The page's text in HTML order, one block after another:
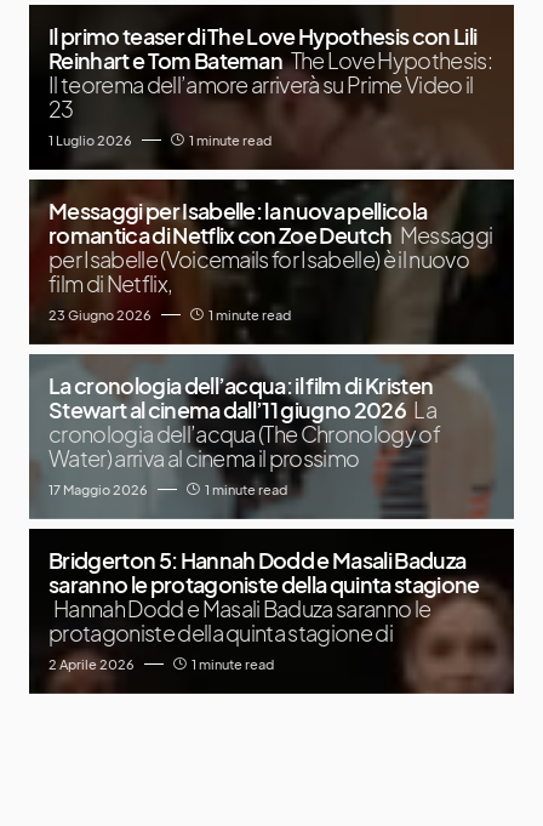
Il primo teaser di The Love Hypothesis con Lili
Reinhart e Tom Bateman The Love Hypothesis:
Il teorema dell’amore arriverà su Prime Video il
23
1 Luglio 2026 1 minute read
Messaggi per Isabelle: la nuova pellicola
romantica di Netflix con Zoe Deutch Messaggi
per Isabelle (Voicemails for Isabelle) è il nuovo
film di Netflix,
23 Giugno 2026 1 minute read
La cronologia dell’acqua: il film di Kristen
Stewart al cinema dall’11 giugno 2026 La
cronologia dell’acqua (The Chronology of
Water) arriva al cinema il prossimo
17 Maggio 2026 1 minute read
Bridgerton 5: Hannah Dodd e Masali Baduza
saranno le protagoniste della quinta stagione
Hannah Dodd e Masali Baduza saranno le
protagoniste della quinta stagione di
2 Aprile 2026 1 minute read